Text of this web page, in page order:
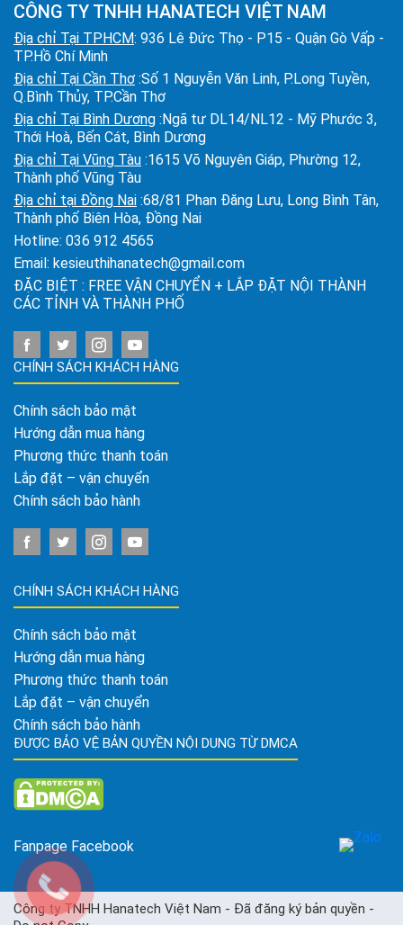
CÔNG TY TNHH HANATECH VIỆT NAM
Địa chỉ Tại TPHCM: 936 Lê Đức Thọ - P15 - Quận Gò Vấp -
TP.Hồ Chí Minh
Địa chỉ Tại Cần Thơ :Số 1 Nguyễn Văn Linh, P.Long Tuyền,
Q.Bình Thủy, TP.Cần Thơ
Địa chỉ Tại Bình Dương :Ngã tư DL14/NL12 - Mỹ Phước 3,
Thới Hoà, Bến Cát, Bình Dương
Địa chỉ Tại Vũng Tàu :1615 Võ Nguyên Giáp, Phường 12,
Thành phố Vũng Tàu
Địa chỉ tại Đồng Nai :68/81 Phan Đăng Lưu, Long Bình Tân,
Thành phố Biên Hòa, Đồng Nai
Hotline: 036 912 4565
Email: kesieuthihanatech@gmail.com
ĐẶC BIỆT : FREE VẬN CHUYỂN + LẮP ĐẶT NỘI THÀNH
CÁC TỈNH VÀ THÀNH PHỐ
CHÍNH SÁCH KHÁCH HÀNG
Chính sách bảo mật
Hướng dẫn mua hàng
Phương thức thanh toán
Lắp đặt – vận chuyển
Chính sách bảo hành
CHÍNH SÁCH KHÁCH HÀNG
Chính sách bảo mật
Hướng dẫn mua hàng
Phương thức thanh toán
Lắp đặt – vận chuyển
Chính sách bảo hành
ĐƯỢC BẢO VỆ BẢN QUYỀN NỘI DUNG TỪ DMCA
Fanpage Facebook
Công ty TNHH Hanatech Việt Nam - Đã đăng ký bản quyền -